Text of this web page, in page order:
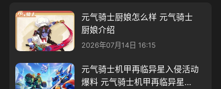
元气骑士厨娘怎么样 元气骑士
厨娘介绍
2026年07月14日 16:15
元气骑士机甲再临异星入侵活动
爆料 元气骑士机甲再临异星入